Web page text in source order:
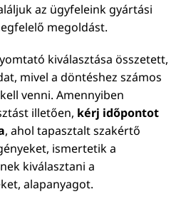
az ügyfeleink gyártási
megoldást.
kiválasztása összetett,
mivel a döntéshez számos
venni. Amennyiben
illetően, kérj időpontot
, ahol tapasztalt szakértő
ismertetik a
kiválasztani a
alapanyagot.